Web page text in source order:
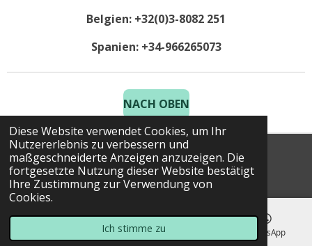
Diese Website verwendet Cookies, um Ihr
Nutzererlebnis zu verbessern und
maßgeschneiderte Anzeigen anzuzeigen. Die
fortgesetzte Nutzung dieser Website bestätigt
Ihre Zustimmung zur Verwendung von
Cookies.
Ich stimme zu
Belgien: +32(0)3-8082 251
Spanien: +34-966265073
NACH OBEN
© 2025 Costa Golf Holidays
Telefon WhatsApp